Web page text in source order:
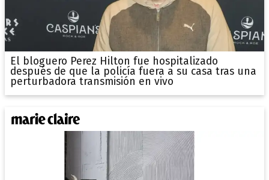
El bloguero Perez Hilton fue hospitalizado
después de que la policía fuera a su casa tras una
perturbadora transmisión en vivo